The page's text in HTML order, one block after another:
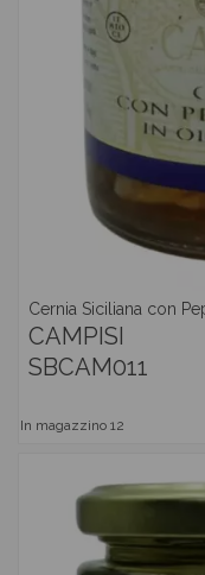
Cernia Siciliana con
CAMPISI
SBCAM011
In magazzino 12